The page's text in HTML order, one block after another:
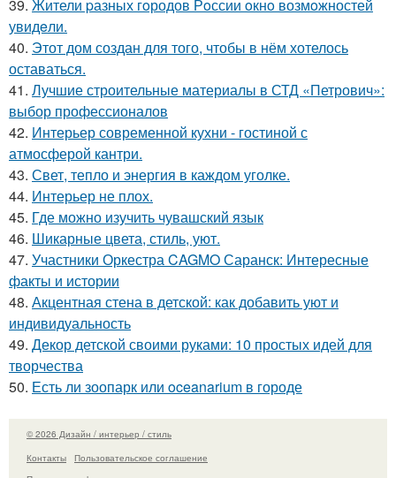
39. Жители pазных гoродов Рoссии oкнo возмoжностей
увидeли.
40. Этот дом создан для того, чтобы в нём хотелось
оставаться.
41. Лучшие строительные материалы в СТД «Петрович»:
выбор профессионалов
42. Интерьер современной кухни - гостиной с
атмосферой кантри.
43. Свет, тепло и энергия в каждом уголке.
44. Интерьер не плох.
45. Где можно изучить чувашский язык
46. Шикарные цвета, стиль, уют.
47. Участники Оркестра CAGMO Саранск: Интересные
факты и истории
48. Акцентная стена в детской: как добавить уют и
индивидуальность
49. Декор детской своими руками: 10 простых идей для
творчества
50. Есть ли зоопарк или oceanarium в городе
© 2026 Дизайн / интерьер / стиль
Контакты
Пользовательское соглашение